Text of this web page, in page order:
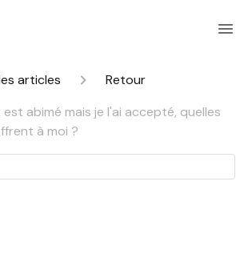
articles
Retour
abimé mais je l'ai accepté, quelles
à moi ?